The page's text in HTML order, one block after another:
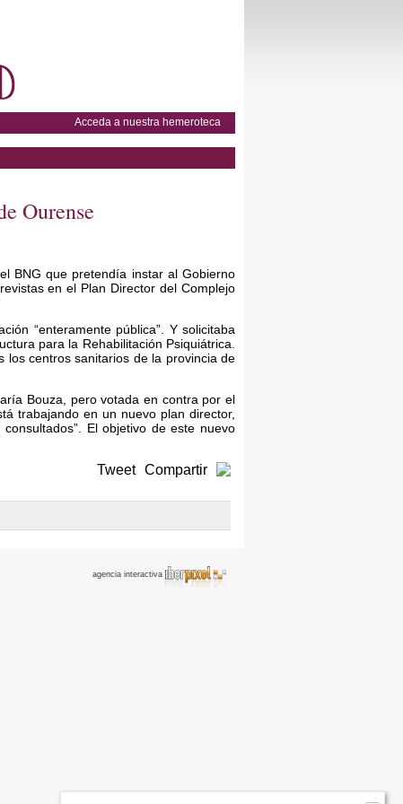
Acceda a nuestra hemeroteca
Ourense
BNG que pretendía instar al Gobierno
en el Plan Director del Complejo
“enteramente pública”. Y solicitaba
para la Rehabilitación Psiquiátrica.
los centros sanitarios de la provincia de
Bouza, pero votada en contra por el
trabajando en un nuevo plan director,
El objetivo de este nuevo
Compartir
Tweet
agencia interactiva